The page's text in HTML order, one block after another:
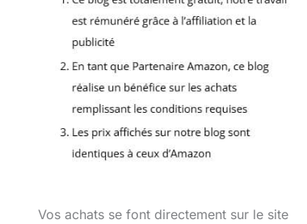
Vos achats se font directement sur le site